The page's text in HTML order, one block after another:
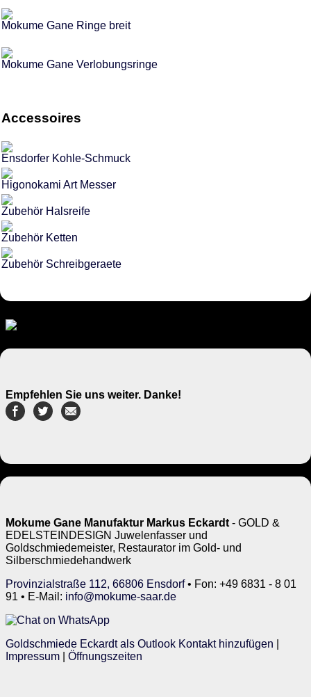
Mokume Gane Ringe breit
Mokume Gane Verlobungsringe
Accessoires
Ensdorfer Kohle-Schmuck
Higonokami Art Messer
Zubehör Halsreife
Zubehör Ketten
Zubehör Schreibgeraete
Empfehlen Sie uns weiter. Danke!
Mokume Gane Manufaktur Markus Eckardt - GOLD &
EDELSTEINDESIGN Juwelenfasser und
Goldschmiedemeister, Restaurator im Gold- und
Silberschmiedehandwerk
Provinzialstraße 112, 66806 Ensdorf• Fon: +49 6831 - 8 01
91 • E-Mail: info@mokume-saar.de
Goldschmiede Eckardt als Outlook Kontakt hinzufügen
Impressum
Öffnungszeiten